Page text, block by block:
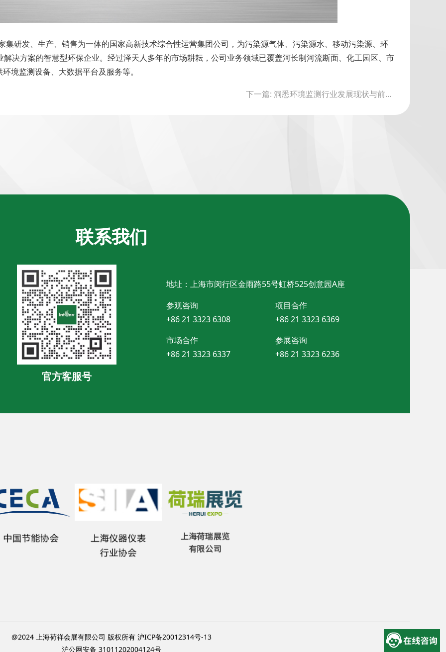
研发、生产、销售为一体的国家高新技术综合性运营集团公司，为污染源气体、污染源水、移动污染源、环
决方案的智慧型环保企业。经过泽天人多年的市场耕耘，公司业务领域已覆盖河长制河流断面、化工园区、市
境监测设备、大数据平台及服务等。
下一篇: 洞悉环境监测行业发展现状与前景 你准备好了吗？
联系我们
官方客服号
地址：上海市闵行区金雨路55号虹桥525创意园A座
参观咨询
+86 21 3323 6308
项目合作
+86 21 3323 6369
市场合作
+86 21 3323 6337
参展咨询
+86 21 3323 6236
@2024 上海荷祥会展有限公司 版权所有 沪ICP备20012314号-13
沪公网安备 31011202004124号